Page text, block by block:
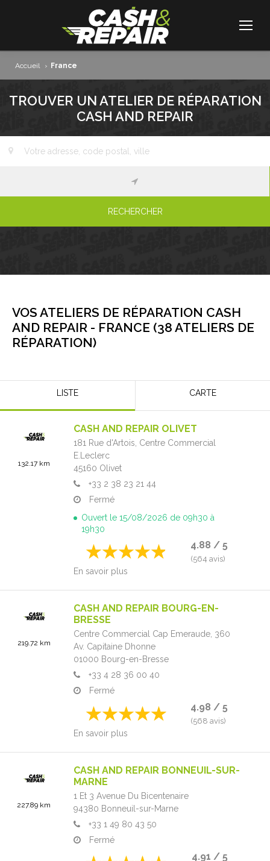
Accueil › France
TROUVER UN ATELIER DE RÉPARATION
CASH AND REPAIR
RECHERCHER
VOS ATELIERS DE RÉPARATION CASH
AND REPAIR - FRANCE (38 ATELIERS DE
RÉPARATION)
LISTE CARTE
132.17 km
CASH AND REPAIR OLIVET
181 Rue d'Artois, Centre Commercial
E.Leclerc
45160 Olivet
+33 2 38 23 21 44
Fermé
Ouvert le 15/08/2026 de 09h30 à
19h30
4.88 / 5
(564 avis)
En savoir plus
219.72 km
CASH AND REPAIR BOURG-EN-
BRESSE
Centre Commercial Cap Emeraude, 360
Av. Capitaine Dhonne
01000 Bourg-en-Bresse
+33 4 28 36 00 40
Fermé
4.98 / 5
(568 avis)
En savoir plus
227.89 km
CASH AND REPAIR BONNEUIL-SUR-
MARNE
1 Et 3 Avenue Du Bicentenaire
94380 Bonneuil-sur-Marne
+33 1 49 80 43 50
Fermé
4.91 / 5